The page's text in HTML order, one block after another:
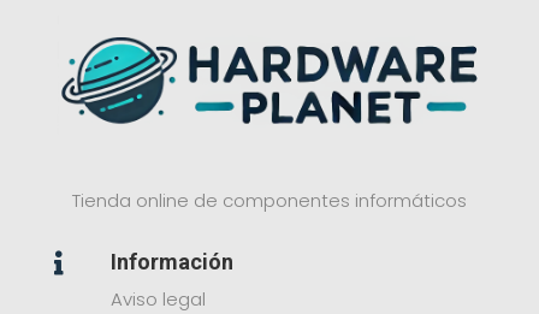
Tienda online de componentes informáticos

Información
Aviso legal